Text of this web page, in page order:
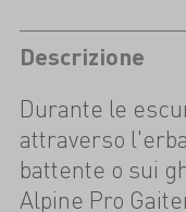
Descrizione
Durante le
attraverso
battente o sui
Alpine Pro